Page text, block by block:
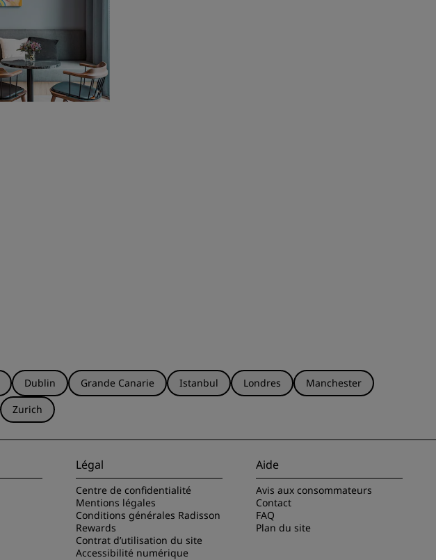
Dublin Grande Canarie Istanbul Londres
Manchester
Zurich
Légal
Centre de confidentialité
Mentions légales
Conditions générales Radisson
Rewards
Contrat d’utilisation du site
Accessibilité numérique
Aide
Avis aux consommateurs
Contact
FAQ
Plan du site